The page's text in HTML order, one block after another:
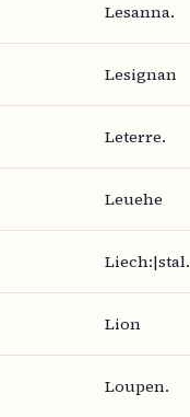
Lesanna.
Lesignan
Leterre.
Leuehe
Liech:|stal.
Lion
Loupen.